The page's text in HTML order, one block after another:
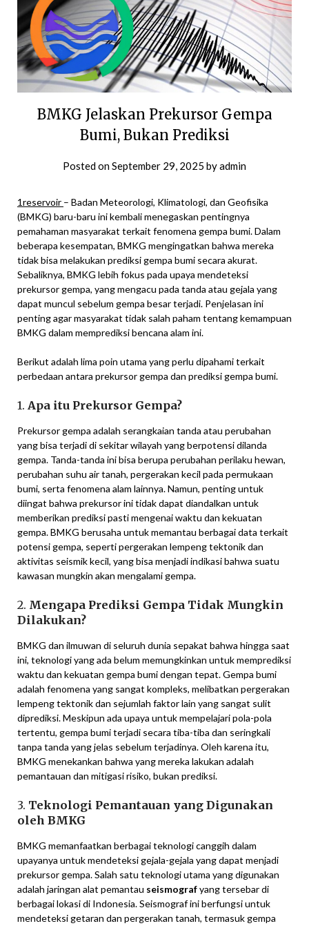
BMKG Jelaskan Prekursor Gempa
Bumi, Bukan Prediksi
Posted onSeptember 29, 2025 byadmin
1reservoir – Badan Meteorologi, Klimatologi, dan Geofisika
(BMKG) baru-baru ini kembali menegaskan pentingnya
pemahaman masyarakat terkait fenomena gempa bumi. Dalam
beberapa kesempatan, BMKG mengingatkan bahwa mereka
tidak bisa melakukan prediksi gempa bumi secara akurat.
Sebaliknya, BMKG lebih fokus pada upaya mendeteksi
prekursor gempa, yang mengacu pada tanda atau gejala yang
dapat muncul sebelum gempa besar terjadi. Penjelasan ini
penting agar masyarakat tidak salah paham tentang kemampuan
BMKG dalam memprediksi bencana alam ini.
Berikut adalah lima poin utama yang perlu dipahami terkait
perbedaan antara prekursor gempa dan prediksi gempa bumi.
1. Apa itu Prekursor Gempa?
Prekursor gempa adalah serangkaian tanda atau perubahan
yang bisa terjadi di sekitar wilayah yang berpotensi dilanda
gempa. Tanda-tanda ini bisa berupa perubahan perilaku hewan,
perubahan suhu air tanah, pergerakan kecil pada permukaan
bumi, serta fenomena alam lainnya. Namun, penting untuk
diingat bahwa prekursor ini tidak dapat diandalkan untuk
memberikan prediksi pasti mengenai waktu dan kekuatan
gempa. BMKG berusaha untuk memantau berbagai data terkait
potensi gempa, seperti pergerakan lempeng tektonik dan
aktivitas seismik kecil, yang bisa menjadi indikasi bahwa suatu
kawasan mungkin akan mengalami gempa.
2. Mengapa Prediksi Gempa Tidak Mungkin
Dilakukan?
BMKG dan ilmuwan di seluruh dunia sepakat bahwa hingga saat
ini, teknologi yang ada belum memungkinkan untuk memprediksi
waktu dan kekuatan gempa bumi dengan tepat. Gempa bumi
adalah fenomena yang sangat kompleks, melibatkan pergerakan
lempeng tektonik dan sejumlah faktor lain yang sangat sulit
diprediksi. Meskipun ada upaya untuk mempelajari pola-pola
tertentu, gempa bumi terjadi secara tiba-tiba dan seringkali
tanpa tanda yang jelas sebelum terjadinya. Oleh karena itu,
BMKG menekankan bahwa yang mereka lakukan adalah
pemantauan dan mitigasi risiko, bukan prediksi.
3. Teknologi Pemantauan yang Digunakan
oleh BMKG
BMKG memanfaatkan berbagai teknologi canggih dalam
upayanya untuk mendeteksi gejala-gejala yang dapat menjadi
prekursor gempa. Salah satu teknologi utama yang digunakan
adalah jaringan alat pemantau seismografyang tersebar di
berbagai lokasi di Indonesia. Seismograf ini berfungsi untuk
mendeteksi getaran dan pergerakan tanah, termasuk gempa